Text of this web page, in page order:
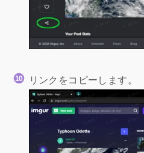
リンクをコピーします。